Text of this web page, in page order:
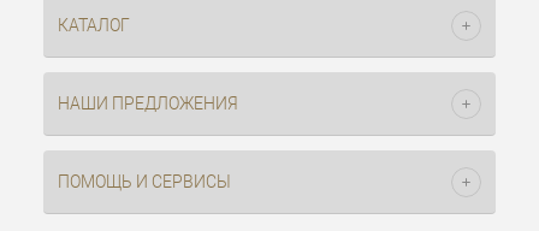
КАТАЛОГ
НАШИ ПРЕДЛОЖЕНИЯ
ПОМОЩЬ И СЕРВИСЫ